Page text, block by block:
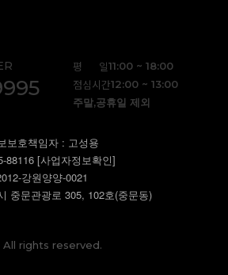
평 일11:00 ~ 18:00
점심시간12:00 ~ 13:00
주말,공휴일 제외
보호책임자 : 고성용
88116[사업자정보확인]
강원양양-0021
중문관광로 305, 102호(중문동)
rights reserved.